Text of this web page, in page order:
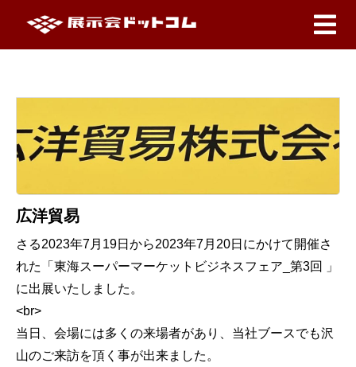
広洋貿易
さる2023年7月19日から2023年7月20日にかけて開催さ
れた「東海スーパーマーケットビジネスフェア_第3回 」
に出展いたしました。
<br>
当日、会場には多くの来場者があり、当社ブースでも沢
山のご来訪を頂く事が出来ました。